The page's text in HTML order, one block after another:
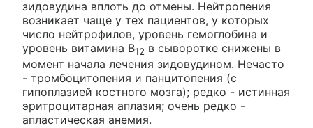
зидовудина вплоть до отмены. Нейтропения
возникает чаще у тех пациентов, у которых
число нейтрофилов, уровень гемоглобина и
уровень витамина В12 в сыворотке снижены в
момент начала лечения зидовудином. Нечасто
- тромбоцитопения и панцитопения (с
гипоплазией костного мозга); редко - истинная
эритроцитарная аплазия; очень редко -
апластическая анемия.